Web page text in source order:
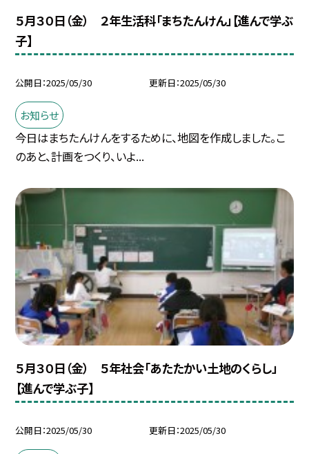
５月３０日（金） ２年生活科「まちたんけん」【進んで学ぶ
子】
公開日 2025/05/30 更新日 2025/05/30
お知らせ
今日はまちたんけんをするために、地図を作成しました。こ
のあと、計画をつくり、いよ...
５月３０日（金） ５年社会「あたたかい土地のくらし」
【進んで学ぶ子】
公開日 2025/05/30 更新日 2025/05/30